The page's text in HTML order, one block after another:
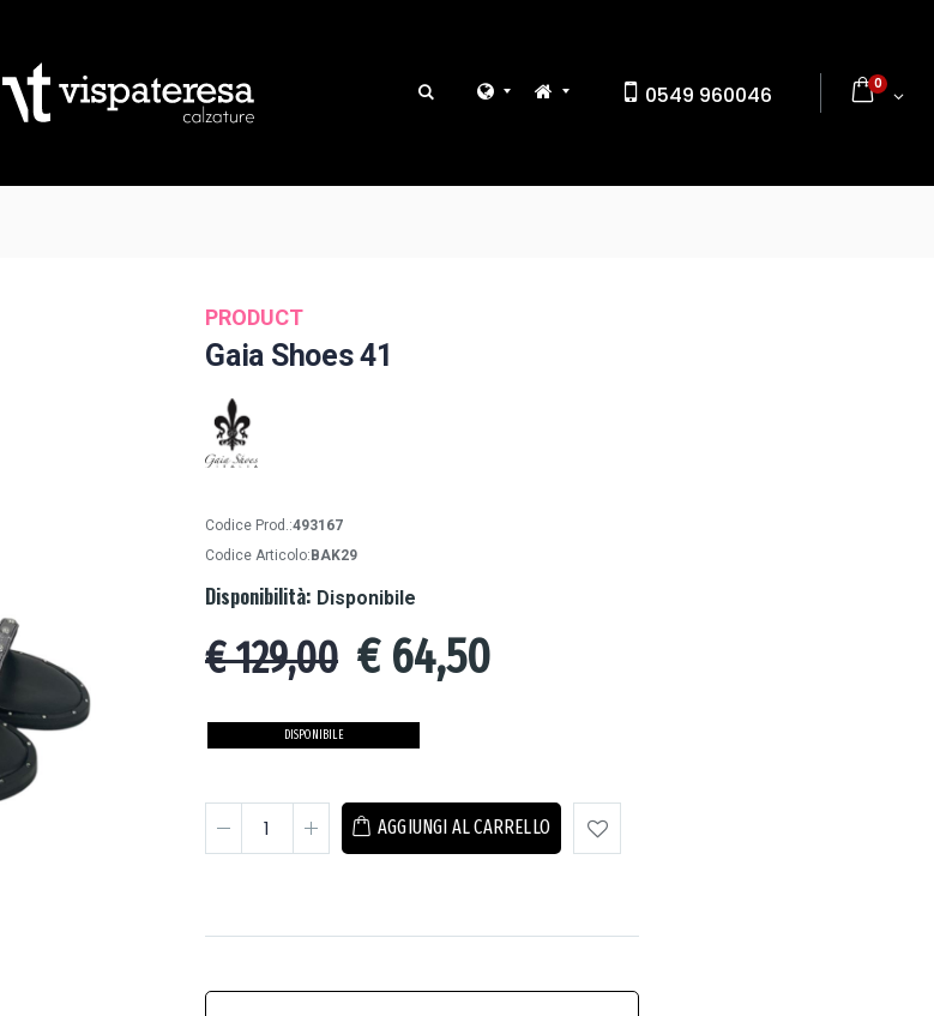
0549 960046 0
PRODUCT
Gaia Shoes 41
Codice Prod.:493167
Codice Articolo: BAK29
Disponibilità: Disponibile
€ 129,00 € 64,50
DISPONIBILE
AGGIUNGI AL CARRELLO